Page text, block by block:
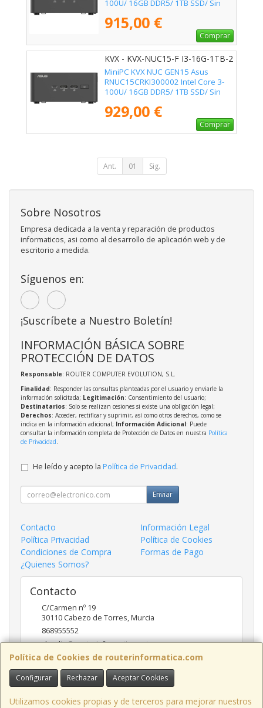
100U/ 16GB DDR5/ 1TB SSD/ Sin
915,00 €
Comprar
KVX - KVX-NUC15-F I3-16G-1TB-2
MiniPC KVX NUC GEN15 Asus
RNUC15CRKI300002 Intel Core 3-
100U/ 16GB DDR5/ 1TB SSD/ Sin
929,00 €
Comprar
Ant. 01 Sig.
Política de Cookies de routerinformatica.com
Configurar Rechazar Aceptar Cookies
Utilizamos cookies propias y de terceros para mejorar nuestros
Sobre Nosotros
Empresa dedicada a la venta y reparación de productos
informaticos, asi como al desarrollo de aplicación web y de
escritorio a medida.
Síguenos en:
¡Suscríbete a Nuestro Boletín!
INFORMACIÓN BÁSICA SOBRE
PROTECCIÓN DE DATOS
Responsable: ROUTER COMPUTER EVOLUTION, S.L.
Finalidad: Responder las consultas planteadas por el usuario y enviarle la
información solicitada; Legitimación: Consentimiento del usuario;
Destinatarios: Solo se realizan cesiones si existe una obligación legal;
Derechos: Acceder, rectificar y suprimir, así como otros derechos, como se
indica en la información adicional; Información Adicional: Puede
consultar la información completa de Protección de Datos en nuestra Política
de Privacidad.
He leído y acepto la Política de Privacidad.
Enviar
Contacto
Información Legal
Política Privacidad
Política de Cookies
Condiciones de Compra
Formas de Pago
¿Quienes Somos?
Contacto
C/Carmen nº 19
30110 Cabezo de Torres,Murcia
868955552
claudio@routerinformatica.net
Horario
Lunes a Viernes de 9:00 - 13:45 y 17:00 - 20:30